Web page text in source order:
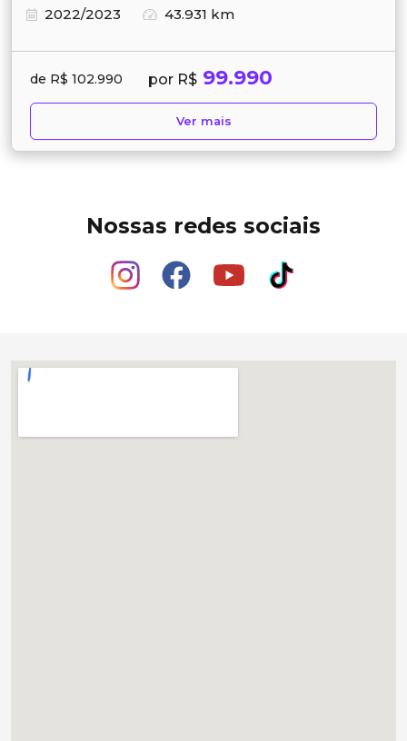
2022/2023
43.931 km
de R$ 102.990 por R$ 99.990
Ver mais
Nossas redes sociais